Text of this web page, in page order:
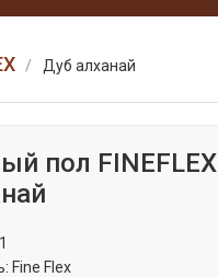
Дуб алханай
пол FINEFLEX
Fine Flex